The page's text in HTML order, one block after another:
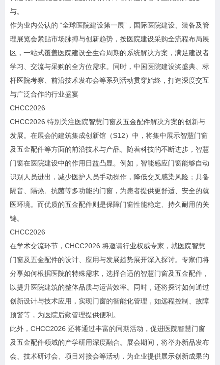
与。
作为业内公认的 “全球医院建设第一展”，国际医院建设、装备及管
理展览会紧贴市场脉搏与创新趋势，按医院建设采购全流程布局展
区，一站式覆盖医院建设全生命周期的系统解决方案，满足建设者
学习、交流与采购的全方位需求。同时，中国医院建设奖盛典、标
杆医院考察、前沿技术发布会等系列活动贯穿始终，打造深度交互
与广泛合作的行业盛宴
CHCC2026
CHCC2026 特别关注医院智慧门窗及五金配件解决方案的创新与
发展。在展会的建筑集成创新馆（S12）中，将集中展示智慧门窗
及五金配件等方面的前沿技术与产品。随着科技的不断进步，智慧
门窗在医院建设中的作用日益凸显。例如，智能感应门窗能够自动
识别人员进出，减少医护人员手动操作，降低交叉感染风险；具备
隔音、隔热、抗菌等多功能的门窗，为患者提供更舒适、安全的就
医环境。而优质的五金配件则是保障门窗性能稳定、持久耐用的关
键。
CHCC2026
在学术交流环节，CHCC2026 将邀请行业权威专家，就医院智慧
门窗及五金配件的设计、应用与发展趋势展开深入探讨。专家们将
分享如何根据医院的特殊需求，选择合适的智慧门窗及五金配件，
以提升医院建筑的整体品质与运营效率。同时，还将探讨如何通过
创新设计与技术应用，实现门窗的智能化管理，如远程控制、故障
预警等，为医院后勤管理提供便利。
此外，CHCC2026 还将通过丰富的同期活动，促进医院智慧门窗
及五金配件领域的产学研用深度融合。展会期间，将举办新品发布
会、技术研讨会、项目对接会等活动，为企业提供展示创新成果的